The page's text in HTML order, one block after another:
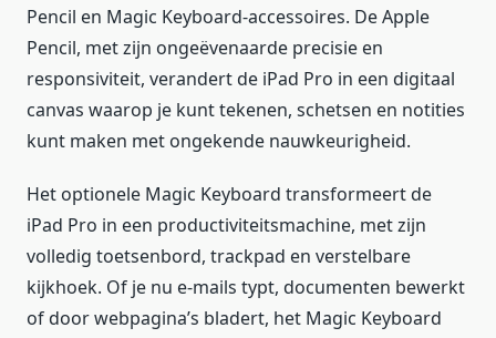
Pencil en Magic Keyboard-accessoires. De Apple
Pencil, met zijn ongeëvenaarde precisie en
responsiviteit, verandert de iPad Pro in een digitaal
canvas waarop je kunt tekenen, schetsen en notities
kunt maken met ongekende nauwkeurigheid.
Het optionele Magic Keyboard transformeert de
iPad Pro in een productiviteitsmachine, met zijn
volledig toetsenbord, trackpad en verstelbare
kijkhoek. Of je nu e-mails typt, documenten bewerkt
of door webpagina’s bladert, het Magic Keyboard